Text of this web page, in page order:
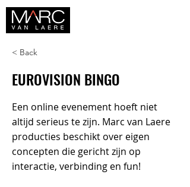
< Back
EUROVISION BINGO
Een online evenement hoeft niet
altijd serieus te zijn. Marc van Laere
producties beschikt over eigen
concepten die gericht zijn op
interactie, verbinding en fun!